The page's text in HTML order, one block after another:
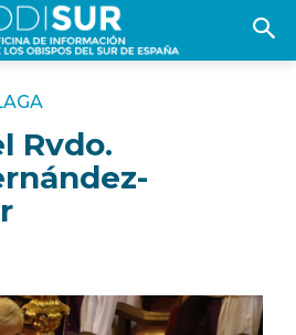
Rvdo.